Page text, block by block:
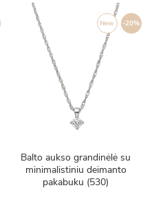
-20%
New
Balto aukso grandinėlė su
minimalistiniu deimanto
pakabuku (530)